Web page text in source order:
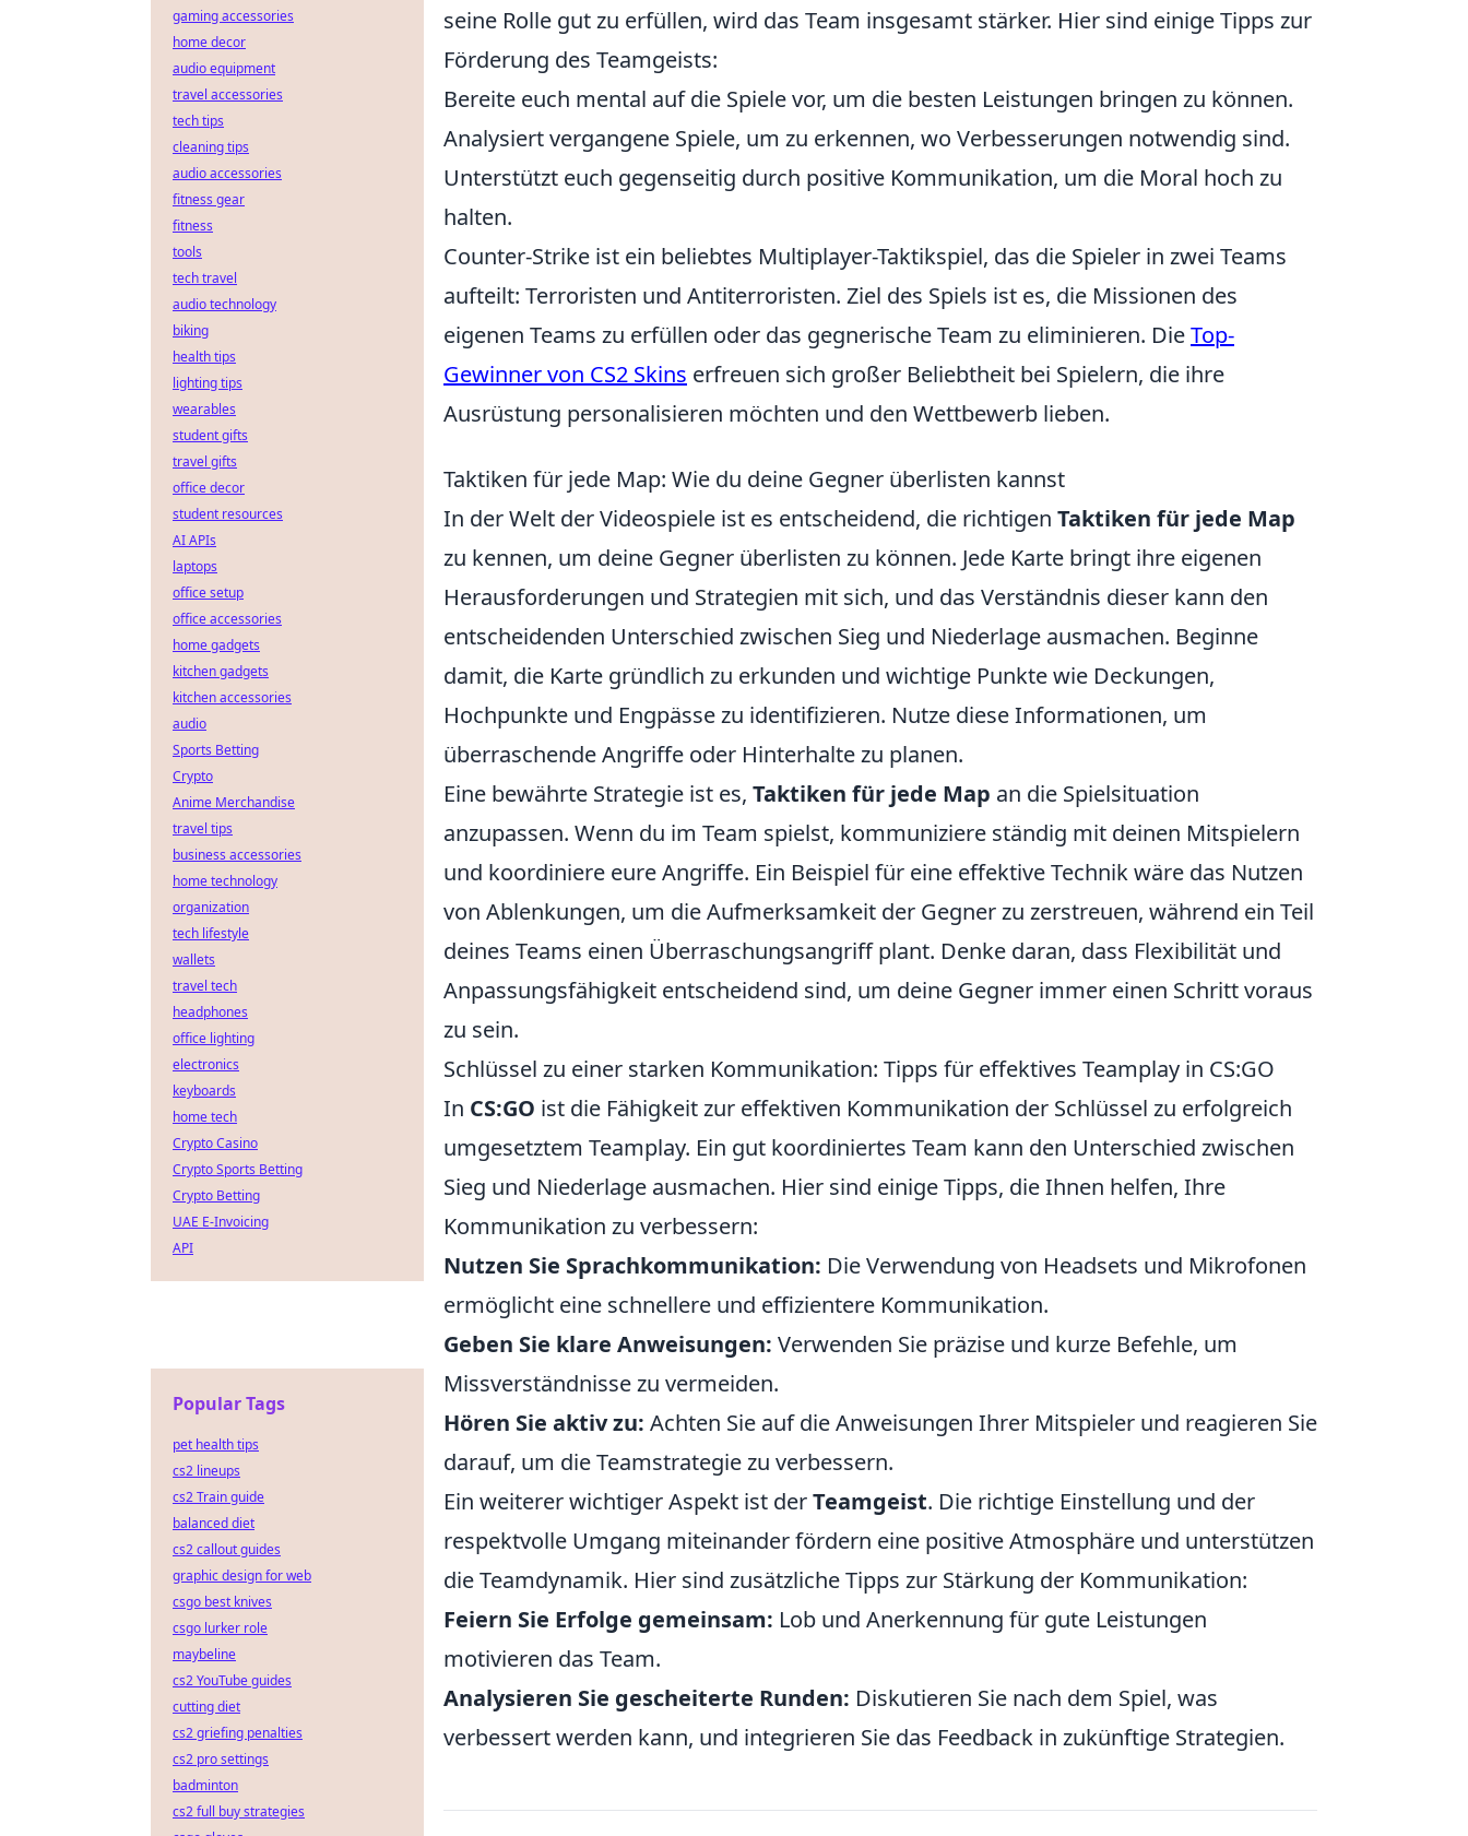
seine Rolle gut zu erfüllen, wird das Team insgesamt stärker. Hier sind einige Tipps zur
Förderung des Teamgeists:
Bereite euch mental auf die Spiele vor, um die besten Leistungen bringen zu können.
Analysiert vergangene Spiele, um zu erkennen, wo Verbesserungen notwendig sind.
Unterstützt euch gegenseitig durch positive Kommunikation, um die Moral hoch zu
halten.
Counter-Strike ist ein beliebtes Multiplayer-Taktikspiel, das die Spieler in zwei Teams
aufteilt: Terroristen und Antiterroristen. Ziel des Spiels ist es, die Missionen des
eigenen Teams zu erfüllen oder das gegnerische Team zu eliminieren. DieTop-
Gewinner von CS2 Skins erfreuen sich großer Beliebtheit bei Spielern, die ihre
Ausrüstung personalisieren möchten und den Wettbewerb lieben.
Taktiken für jede Map: Wie du deine Gegner überlisten kannst
In der Welt der Videospiele ist es entscheidend, die richtigen Taktiken für jede Map
zu kennen, um deine Gegner überlisten zu können. Jede Karte bringt ihre eigenen
Herausforderungen und Strategien mit sich, und das Verständnis dieser kann den
entscheidenden Unterschied zwischen Sieg und Niederlage ausmachen. Beginne
damit, die Karte gründlich zu erkunden und wichtige Punkte wie Deckungen,
Hochpunkte und Engpässe zu identifizieren. Nutze diese Informationen, um
überraschende Angriffe oder Hinterhalte zu planen.
Eine bewährte Strategie ist es, Taktiken für jede Map an die Spielsituation
anzupassen. Wenn du im Team spielst, kommuniziere ständig mit deinen Mitspielern
und koordiniere eure Angriffe. Ein Beispiel für eine effektive Technik wäre das Nutzen
von Ablenkungen, um die Aufmerksamkeit der Gegner zu zerstreuen, während ein Teil
deines Teams einen Überraschungsangriff plant. Denke daran, dass Flexibilität und
Anpassungsfähigkeit entscheidend sind, um deine Gegner immer einen Schritt voraus
zu sein.
Schlüssel zu einer starken Kommunikation: Tipps für effektives Teamplay in CS:GO
In CS:GO ist die Fähigkeit zur effektiven Kommunikation der Schlüssel zu erfolgreich
umgesetztem Teamplay. Ein gut koordiniertes Team kann den Unterschied zwischen
Sieg und Niederlage ausmachen. Hier sind einige Tipps, die Ihnen helfen, Ihre
Kommunikation zu verbessern:
Nutzen Sie Sprachkommunikation: Die Verwendung von Headsets und Mikrofonen
ermöglicht eine schnellere und effizientere Kommunikation.
Geben Sie klare Anweisungen: Verwenden Sie präzise und kurze Befehle, um
Missverständnisse zu vermeiden.
Hören Sie aktiv zu: Achten Sie auf die Anweisungen Ihrer Mitspieler und reagieren Sie
darauf, um die Teamstrategie zu verbessern.
Ein weiterer wichtiger Aspekt ist derTeamgeist. Die richtige Einstellung und der
respektvolle Umgang miteinander fördern eine positive Atmosphäre und unterstützen
die Teamdynamik. Hier sind zusätzliche Tipps zur Stärkung der Kommunikation:
Feiern Sie Erfolge gemeinsam: Lob und Anerkennung für gute Leistungen
motivieren das Team.
Analysieren Sie gescheiterte Runden: Diskutieren Sie nach dem Spiel, was
verbessert werden kann, und integrieren Sie das Feedback in zukünftige Strategien.
gaming accessories
home decor
audio equipment
travel accessories
tech tips
cleaning tips
audio accessories
fitness gear
fitness
tools
tech travel
audio technology
biking
health tips
lighting tips
wearables
student gifts
travel gifts
office decor
student resources
AI APIs
laptops
office setup
office accessories
home gadgets
kitchen gadgets
kitchen accessories
audio
Sports Betting
Crypto
Anime Merchandise
travel tips
business accessories
home technology
organization
tech lifestyle
wallets
travel tech
headphones
office lighting
electronics
keyboards
home tech
Crypto Casino
Crypto Sports Betting
Crypto Betting
UAE E-Invoicing
API
Popular Tags
pet health tips
cs2 lineups
cs2 Train guide
balanced diet
cs2 callout guides
graphic design for web
csgo best knives
csgo lurker role
maybeline
cs2 YouTube guides
cutting diet
cs2 griefing penalties
cs2 pro settings
badminton
cs2 full buy strategies